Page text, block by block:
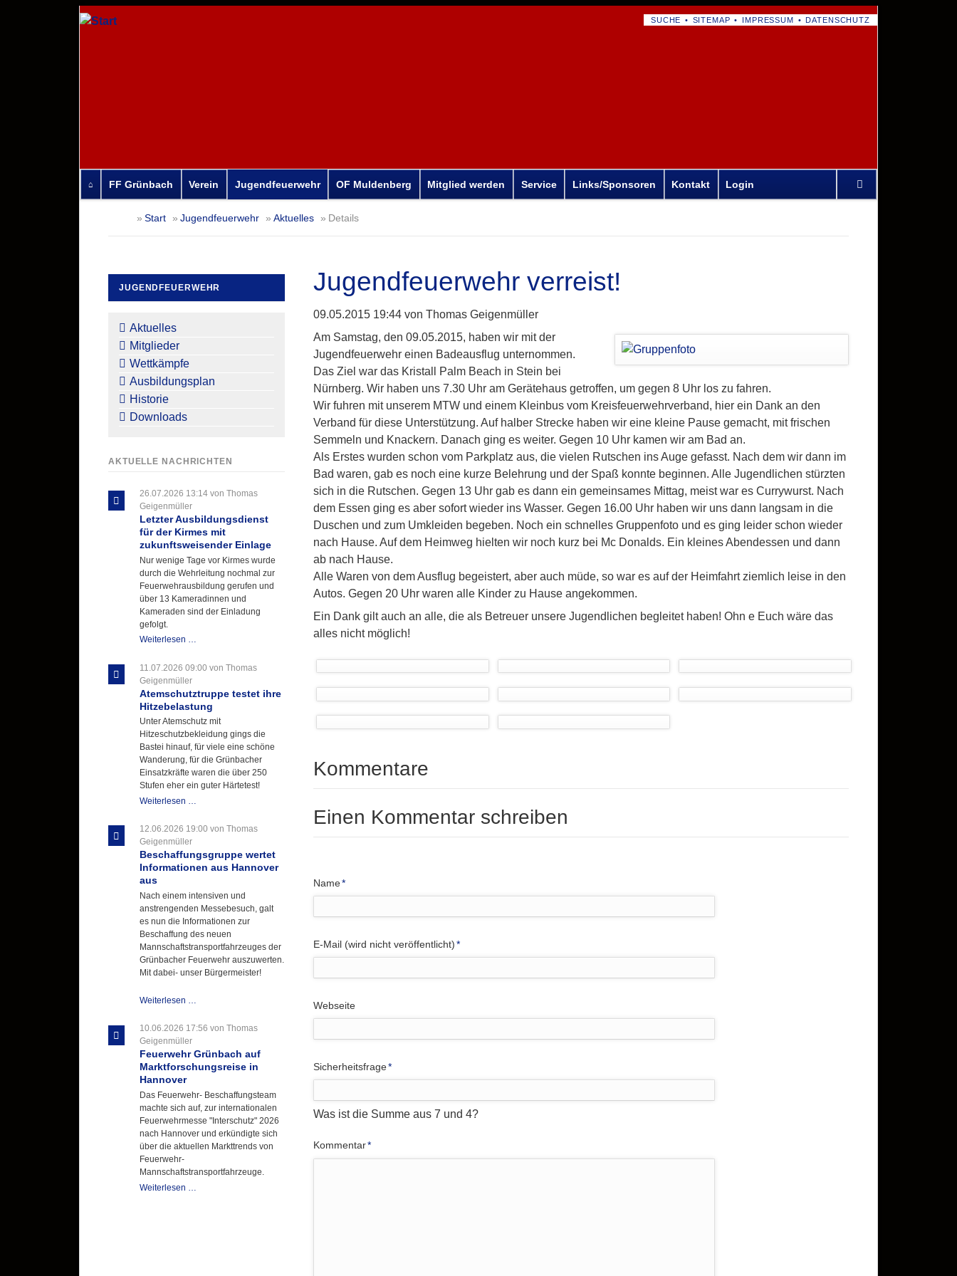
NAVIGATION
SUCHE SITEMAP IMPRESSUM DATENSCHUTZ
überspringen
FF Grünbach Verein Jugendfeuerwehr OF Muldenberg Mitglied werden Service Links/Sponsoren Kontakt Login
überspringen
Start Jugendfeuerwehr Aktuelles Details
Jugendfeuerwehr verreist!
09.05.2015 19:44 von Thomas Geigenmüller
Am Samstag, den 09.05.2015, haben wir mit der
Jugendfeuerwehr einen Badeausflug unternommen.
Das Ziel war das Kristall Palm Beach in Stein bei
Nürnberg. Wir haben uns 7.30 Uhr am Gerätehaus getroffen, um gegen 8 Uhr los zu fahren.
Wir fuhren mit unserem MTW und einem Kleinbus vom Kreisfeuerwehrverband, hier ein Dank an den
Verband für diese Unterstützung. Auf halber Strecke haben wir eine kleine Pause gemacht, mit frischen
Semmeln und Knackern. Danach ging es weiter. Gegen 10 Uhr kamen wir am Bad an.
Als Erstes wurden schon vom Parkplatz aus, die vielen Rutschen ins Auge gefasst. Nach dem wir dann im
Bad waren, gab es noch eine kurze Belehrung und der Spaß konnte beginnen. Alle Jugendlichen stürzten
sich in die Rutschen. Gegen 13 Uhr gab es dann ein gemeinsames Mittag, meist war es Currywurst. Nach
dem Essen ging es aber sofort wieder ins Wasser. Gegen 16.00 Uhr haben wir uns dann langsam in die
Duschen und zum Umkleiden begeben. Noch ein schnelles Gruppenfoto und es ging leider schon wieder
nach Hause. Auf dem Heimweg hielten wir noch kurz bei Mc Donalds. Ein kleines Abendessen und dann
ab nach Hause.
Alle Waren von dem Ausflug begeistert, aber auch müde, so war es auf der Heimfahrt ziemlich leise in den
Autos. Gegen 20 Uhr waren alle Kinder zu Hause angekommen.
Ein Dank gilt auch an alle, die als Betreuer unsere Jugendlichen begleitet haben! Ohn e Euch wäre das
alles nicht möglich!
Kommentare
Einen Kommentar schreiben
Pflichtfeld
Name*
Pflichtfeld
E-Mail (wird nicht veröffentlicht)*
Webseite
Pflichtfeld
Sicherheitsfrage*
Was ist die Summe aus 7 und 4?
Pflichtfeld
Kommentar*
JUGENDFEUERWEHR
überspringen
Aktuelles
Mitglieder
Wettkämpfe
Ausbildungsplan
Historie
Downloads
AKTUELLE NACHRICHTEN
26.07.2026 13:14 von Thomas
Geigenmüller
Letzter Ausbildungsdienst
für der Kirmes mit
zukunftsweisender Einlage
Nur wenige Tage vor Kirmes wurde
durch die Wehrleitung nochmal zur
Feuerwehrausbildung gerufen und
über 13 Kameradinnen und
Kameraden sind der Einladung
gefolgt.
Weiterlesen …
für
Kirmes
mit
zukunftsweisender
Einlage
11.07.2026 09:00 von Thomas
Geigenmüller
Atemschutztruppe testet ihre
Hitzebelastung
Unter Atemschutz mit
Hitzeschutzbekleidung gings die
Bastei hinauf, für viele eine schöne
Wanderung, für die Grünbacher
Einsatzkräfte waren die über 250
Stufen eher ein guter Härtetest!
Weiterlesen …
ihre
12.06.2026 19:00 von Thomas
Geigenmüller
Beschaffungsgruppe wertet
Informationen aus Hannover
aus
Nach einem intensiven und
anstrengenden Messebesuch, galt
es nun die Informationen zur
Beschaffung des neuen
Mannschaftstransportfahrzeuges der
Grünbacher Feuerwehr auszuwerten.
Mit dabei- unser Bürgermeister!
Weiterlesen …
Informationen
Hannover
aus
10.06.2026 17:56 von Thomas
Geigenmüller
Feuerwehr Grünbach auf
Marktforschungsreise in
Hannover
Das Feuerwehr- Beschaffungsteam
machte sich auf, zur internationalen
Feuerwehrmesse "Interschutz" 2026
nach Hannover und erkündigte sich
über die aktuellen Markttrends von
Feuerwehr-
Mannschaftstransportfahrzeuge.
Weiterlesen …